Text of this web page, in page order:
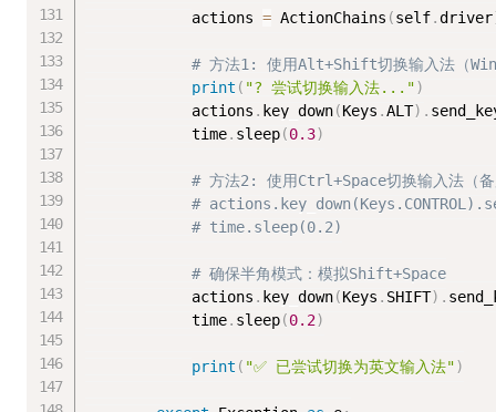
            actions
= ActionChains (self.driver
# 方法1: 使用Alt+Shift切换输入法（
print ( "? 尝试切换输入法...")
            actions
. key_down(Keys .ALT) .
            time
. sleep(0.3)
# 方法2: 使用Ctrl+Space切换输入法（备
#
# time.sleep(0.2)
# 确保半角模式：模拟Shift+Space
            actions
. key_down(Keys . SHIFT) .
            time
. sleep(0.2)
print ( "✅ 已尝试切换为英文输入法")